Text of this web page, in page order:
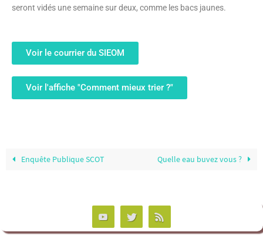
seront vidés une semaine sur deux, comme les bacs jaunes.
Voir le courrier du SIEOM
Voir l'affiche "Comment mieux trier ?"
Enquête Publique SCOT Quelle eau buvez vous ?